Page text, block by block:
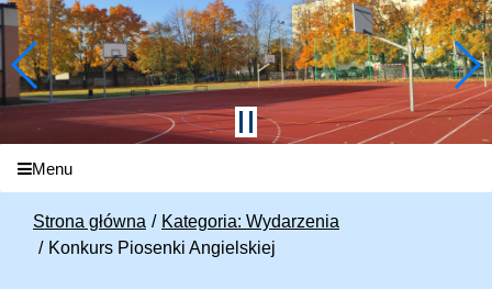
Menu
Strona główna
Kategoria: Wydarzenia
Konkurs Piosenki Angielskiej